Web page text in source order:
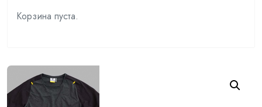
Корзина пуста.